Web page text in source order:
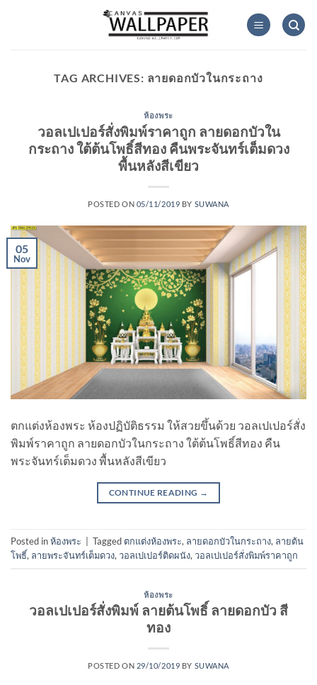
TAG ARCHIVES: ลายดอกบัวในกระถาง
ห้องพระ
วอลเปเปอร์สั่งพิมพ์ราคาถูก ลายดอกบัวใน
กระถาง ใต้ต้นโพธิ์สีทอง คืนพระจันทร์เต็มดวง
พื้นหลังสีเขียว
POSTED ON 05/11/2019 BY SUWANA
05
Nov
ตกแต่งห้องพระ ห้องปฏิบัติธรรม ให้สวยขึ้นด้วย วอลเปเปอร์สั่ง
พิมพ์ราคาถูก ลายดอกบัวในกระถาง ใต้ต้นโพธิ์สีทอง คืน
พระจันทร์เต็มดวง พื้นหลังสีเขียว
CONTINUE READING →
Posted inห้องพระ Tagged ตกแต่งห้องพระ, ลายดอกบัวในกระถาง, ลายต้น
โพธิ์, ลายพระจันทร์เต็มดวง, วอลเปเปอร์ติดผนัง, วอลเปเปอร์สั่งพิมพ์ราคาถูก
ห้องพระ
วอลเปเปอร์สั่งพิมพ์ ลายต้นโพธิ์ ลายดอกบัว สี
ทอง
POSTED ON 29/10/2019 BY SUWANA